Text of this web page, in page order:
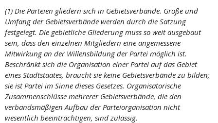
(1) Die Parteien gliedern sich in Gebietsverbände. Größe und
Umfang der Gebietsverbände werden durch die Satzung
festgelegt. Die gebietliche Gliederung muss so weit ausgebaut
sein, dass den einzelnen Mitgliedern eine angemessene
Mitwirkung an der Willensbildung der Partei möglich ist.
Beschränkt sich die Organisation einer Partei auf das Gebiet
eines Stadtstaates, braucht sie keine Gebietsverbände zu bilden;
sie ist Partei im Sinne dieses Gesetzes. Organisatorische
Zusammenschlüsse mehrerer Gebietsverbände, die den
verbandsmäßigen Aufbau der Parteiorganisation nicht
wesentlich beeinträchtigen, sind zulässig.